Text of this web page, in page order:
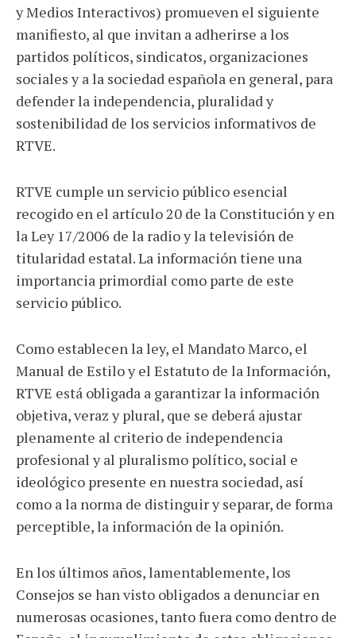
y Medios Interactivos) promueven el siguiente
manifiesto, al que invitan a adherirse a los
partidos políticos, sindicatos, organizaciones
sociales y a la sociedad española en general, para
defender la independencia, pluralidad y
sostenibilidad de los servicios informativos de
RTVE.
RTVE cumple un servicio público esencial
recogido en el artículo 20 de la Constitución y en
la Ley 17/2006 de la radio y la televisión de
titularidad estatal. La información tiene una
importancia primordial como parte de este
servicio público.
Como establecen la ley, el Mandato Marco, el
Manual de Estilo y el Estatuto de la Información,
RTVE está obligada a garantizar la información
objetiva, veraz y plural, que se deberá ajustar
plenamente al criterio de independencia
profesional y al pluralismo político, social e
ideológico presente en nuestra sociedad, así
como a la norma de distinguir y separar, de forma
perceptible, la información de la opinión.
En los últimos años, lamentablemente, los
Consejos se han visto obligados a denunciar en
numerosas ocasiones, tanto fuera como dentro de